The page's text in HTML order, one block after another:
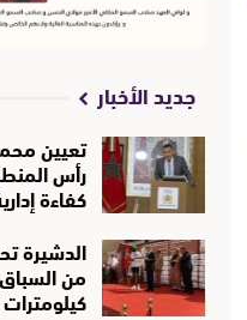
جديد الأخبار
تعيين
رأس
كفاءة
الدشيرة